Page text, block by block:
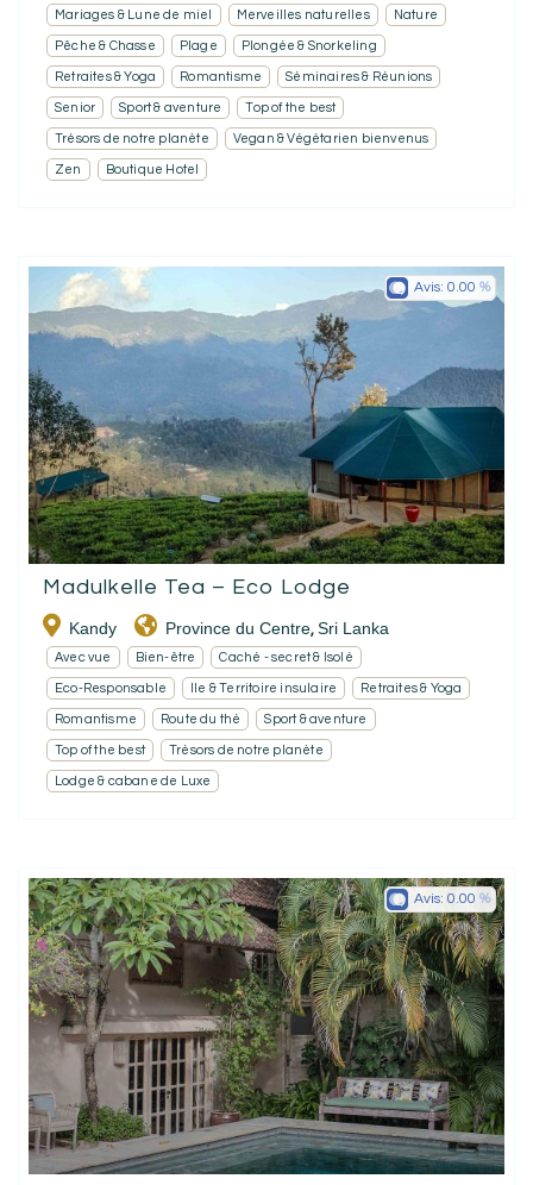
Mariages & Lune de miel Merveilles naturelles Nature
Pêche & Chasse Plage Plongée & Snorkeling
Retraites & Yoga Romantisme Séminaires & Réunions
Senior Sport & aventure Top of the best
Trésors de notre planète Vegan & Végétarien bienvenus
Zen Boutique Hotel
Madulkelle Tea – Eco Lodge
Kandy Province du Centre, Sri Lanka
Avis: 0.00
Avec vue Bien-être Caché - secret & Isolé
Eco-Responsable Ile & Territoire insulaire Retraites & Yoga
Romantisme Route du thé Sport & aventure
Top of the best Trésors de notre planète
Lodge & cabane de Luxe
Avis: 0.00